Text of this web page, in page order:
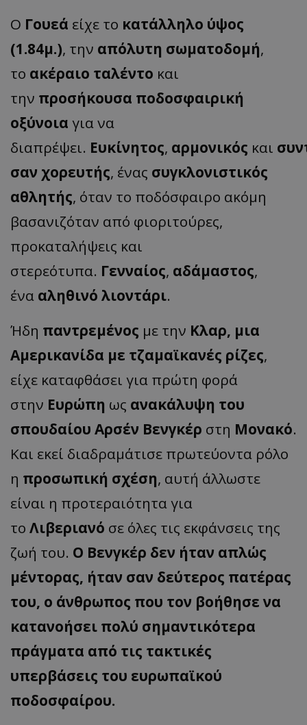
Ο Γουεά είχε το κατάλληλο ύψος
(1.84μ.), την απόλυτη σωματοδομή,
το ακέραιο ταλέντο και
την προσήκουσα ποδοσφαιρική
οξύνοια για να
διαπρέψει. Ευκίνητος, αρμονικός και
σαν χορευτής, ένας συγκλονιστικός
αθλητής, όταν το ποδόσφαιρο ακόμη
βασανιζόταν από φιοριτούρες,
προκαταλήψεις και
στερεότυπα. Γενναίος, αδάμαστος,
ένα αληθινό λιοντάρι.
Ήδη παντρεμένος με την Κλαρ, μια
Αμερικανίδα με τζαμαϊκανές ρίζες,
είχε καταφθάσει για πρώτη φορά
στην Ευρώπη ως ανακάλυψη του
σπουδαίου Αρσέν Βενγκέρ στη Μονακό.
Και εκεί διαδραμάτισε πρωτεύοντα ρόλο
η προσωπική σχέση, αυτή άλλωστε
είναι η προτεραιότητα για
το Λιβεριανό σε όλες τις εκφάνσεις της
ζωή του. Ο Βενγκέρ δεν ήταν απλώς
μέντορας, ήταν σαν δεύτερος πατέρας
του, ο άνθρωπος που τον βοήθησε να
κατανοήσει πολύ σημαντικότερα
πράγματα από τις τακτικές
υπερβάσεις του ευρωπαϊκού
ποδοσφαίρου.